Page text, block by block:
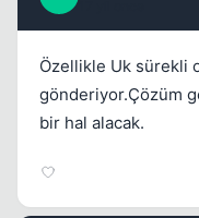
Özellikle Uk sürekli
gönderiyor.Çözüm
bir hal alacak.